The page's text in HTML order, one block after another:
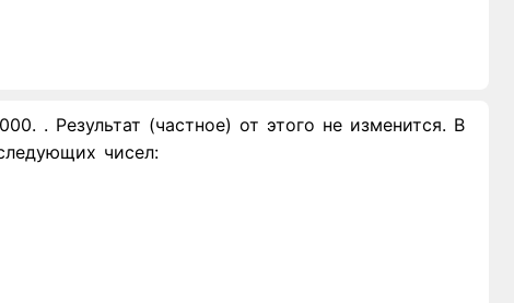
. Результат (частное) от этого не изменится. В
чисел: